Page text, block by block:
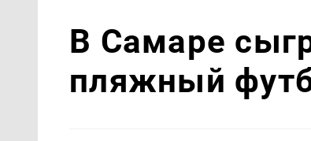
В Самаре
пляжный